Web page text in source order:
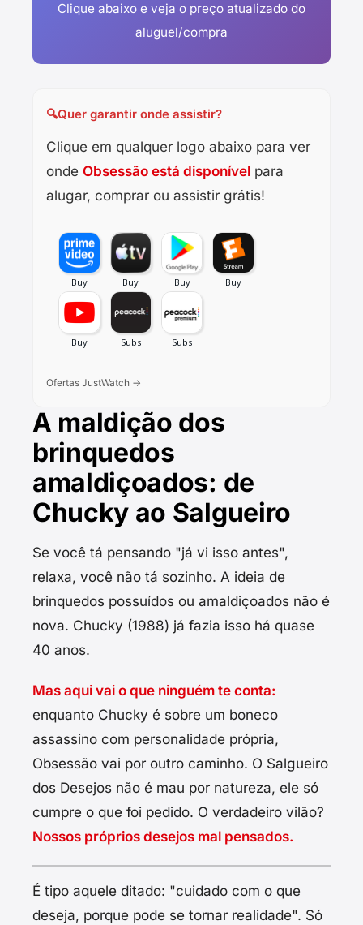
Clique abaixo e veja o preço atualizado do
aluguel/compra
🔍Quer garantir onde assistir?
Clique em qualquer logo abaixo para ver
onde Obsessão está disponível para
alugar, comprar ou assistir grátis!
Ofertas JustWatch →
A maldição dos
brinquedos
amaldiçoados: de
Chucky ao Salgueiro
Se você tá pensando "já vi isso antes",
relaxa, você não tá sozinho. A ideia de
brinquedos possuídos ou amaldiçoados não é
nova. Chucky (1988) já fazia isso há quase
40 anos.
Mas aqui vai o que ninguém te conta:
enquanto Chucky é sobre um boneco
assassino com personalidade própria,
Obsessão vai por outro caminho. O Salgueiro
dos Desejos não é mau por natureza, ele só
cumpre o que foi pedido. O verdadeiro vilão?
Nossos próprios desejos mal pensados.
É tipo aquele ditado: "cuidado com o que
deseja, porque pode se tornar realidade". Só